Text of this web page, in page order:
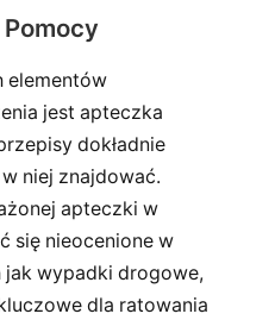
elementów
jest apteczka
dokładnie
niej znajdować.
apteczki w
się nieocenione w
jak wypadki drogowe,
dla ratowania